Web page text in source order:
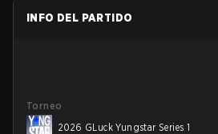
INFO DEL PARTIDO
Torneo
2026 GLuck Yungstar Series 1